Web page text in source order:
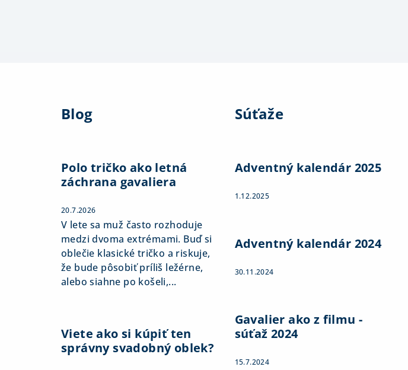
Blog
Polo tričko ako letná
záchrana gavaliera
20.7.2026
V lete sa muž často rozhoduje
medzi dvoma extrémami. Buď si
oblečie klasické tričko a riskuje,
že bude pôsobiť príliš ležérne,
alebo siahne po košeli,...
Viete ako si kúpiť ten
správny svadobný oblek?
Súťaže
Adventný kalendár 2025
1.12.2025
Adventný kalendár 2024
30.11.2024
Gavalier ako z filmu -
súťaž 2024
15.7.2024